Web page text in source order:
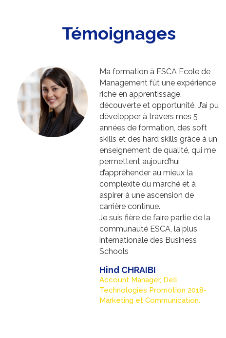
Témoignages
Ma formation à ESCA Ecole de
Management fût une expérience
riche en apprentissage,
découverte et opportunité. J’ai pu
développer à travers mes 5
années de formation, des soft
skills et des hard skills grâce à un
enseignement de qualité, qui me
permettent aujourd’hui
d’appréhender au mieux la
complexité du marché et à
aspirer à une ascension de
carrière continue.
Je suis fière de faire partie de la
communauté ESCA, la plus
internationale des Business
Schools
Hind CHRAIBI
Account Manager, Dell
Technologies Promotion 2018-
Marketing et Communication.